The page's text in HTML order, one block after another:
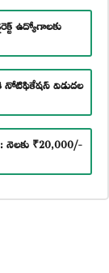
ఉద్యోగాలకు
నోటిఫికేషన్ విడుదల
నెలకు ₹20,000/-